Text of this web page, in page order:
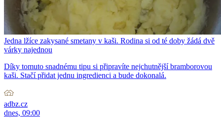
Jedna lžíce zakysané smetany v kaši. Rodina si od té doby žádá dvě
várky najednou
Díky tomuto snadnému tipu si připravíte nejchutnější bramborovou
kaši. Stačí přidat jednu ingredienci a bude dokonalá.
adbz.cz
dnes, 09:00